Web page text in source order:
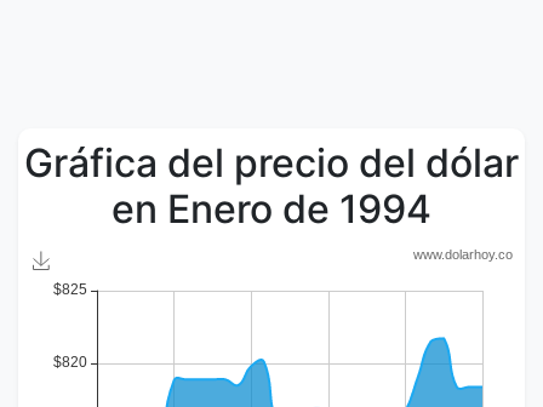
Gráfica del precio del dólar
en Enero de 1994